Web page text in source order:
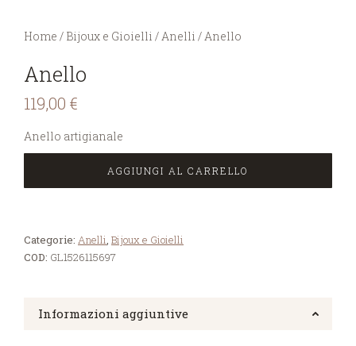
You are here:
Home / Bijoux e Gioielli /Anelli /Anello
Anello
119,00 €
Anello artigianale
AGGIUNGI AL CARRELLO
Categorie: Anelli, Bijoux e Gioielli
COD: GL1526115697
Informazioni aggiuntive